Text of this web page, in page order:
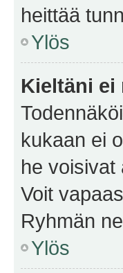
heittää
Ylös
Kieltäni ei
kukaan ei
he voisivat
Voit
Ryhmän
Ylös